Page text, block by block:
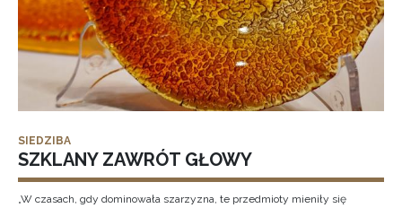
SIEDZIBA
SZKLANY ZAWRÓT GŁOWY
„W czasach, gdy dominowała szarzyzna, te przedmioty mieniły się